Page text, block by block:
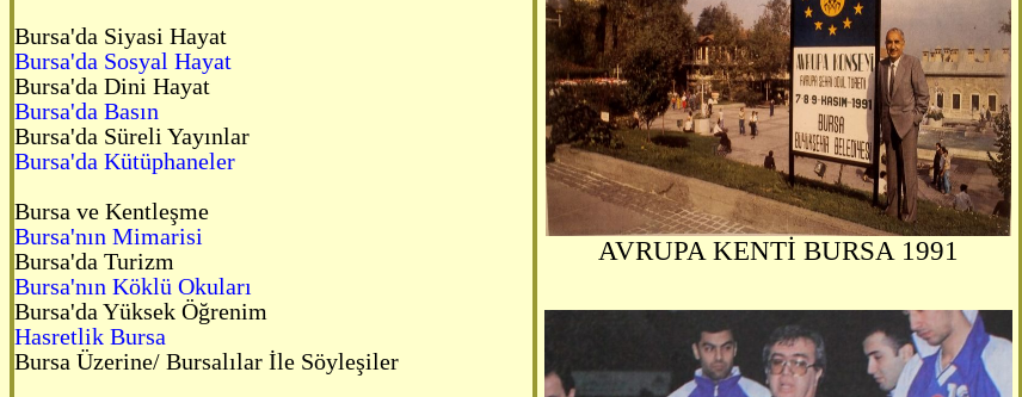
Bursa'da Siyasi Hayat
Bursa'da Sosyal Hayat
Bursa'da Dini Hayat
Bursa'da Basın
Bursa'da Süreli Yayınlar
Bursa'da Kütüphaneler
Bursa ve Kentleşme
Bursa'nın Mimarisi
Bursa'da Turizm
Bursa'nın Köklü Okuları
Bursa'da Yüksek Öğrenim
Hasretlik Bursa
Bursa Üzerine/ Bursalılar İle Söyleşiler
AVRUPA KENTİ BURSA 1991